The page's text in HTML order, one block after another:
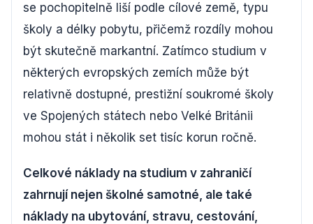
se pochopitelně liší podle cílové země, typu
školy a délky pobytu, přičemž rozdíly mohou
být skutečně markantní. Zatímco studium v
některých evropských zemích může být
relativně dostupné, prestižní soukromé školy
ve Spojených státech nebo Velké Británii
mohou stát i několik set tisíc korun ročně.
Celkové náklady na studium v zahraničí
zahrnují nejen školné samotné, ale také
náklady na ubytování, stravu, cestování,